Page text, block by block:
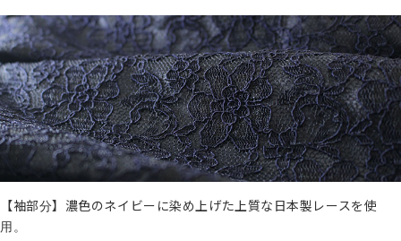
【袖部分】濃色のネイビーに染め上げた上質な日本製レースを使
用。